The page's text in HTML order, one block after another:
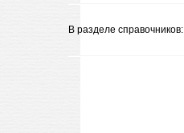
В разделе справочников: